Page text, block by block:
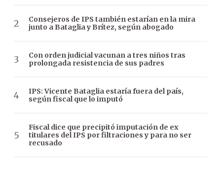
Consejeros de IPS también estarían en la mira
junto a Bataglia y Brítez, según abogado
Con orden judicial vacunan a tres niños tras
prolongada resistencia de sus padres
IPS: Vicente Bataglia estaría fuera del país,
según fiscal que lo imputó
Fiscal dice que precipitó imputación de ex
titulares del IPS por filtraciones y para no ser
recusado